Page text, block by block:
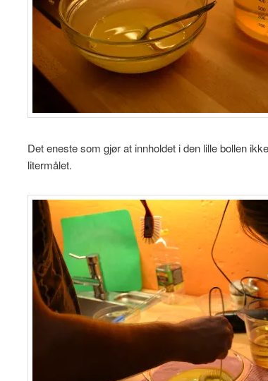
Det eneste som gjør at innholdet i den lille bollen
litermålet.